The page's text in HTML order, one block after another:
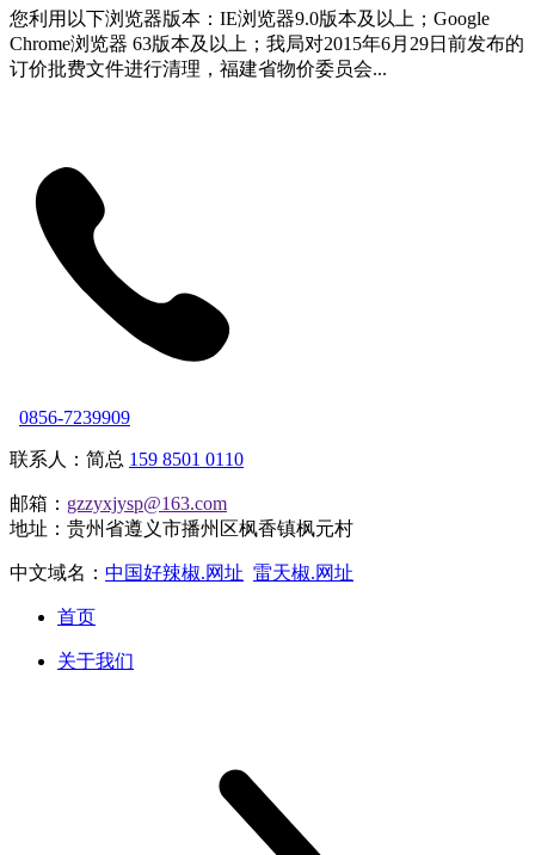
您利用以下浏览器版本：IE浏览器9.0版本及以上；Google
Chrome浏览器 63版本及以上；我局对2015年6月29日前发布的
订价批费文件进行清理，福建省物价委员会...
0856-7239909
联系人：简总 159 8501 0110
邮箱： gzzyxjysp@163.com
地址：贵州省遵义市播州区枫香镇枫元村
中文域名： 中国好辣椒.网址 雷天椒.网址
首页
关于我们